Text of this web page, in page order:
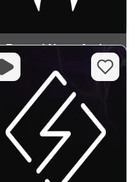
Record Neurofunk